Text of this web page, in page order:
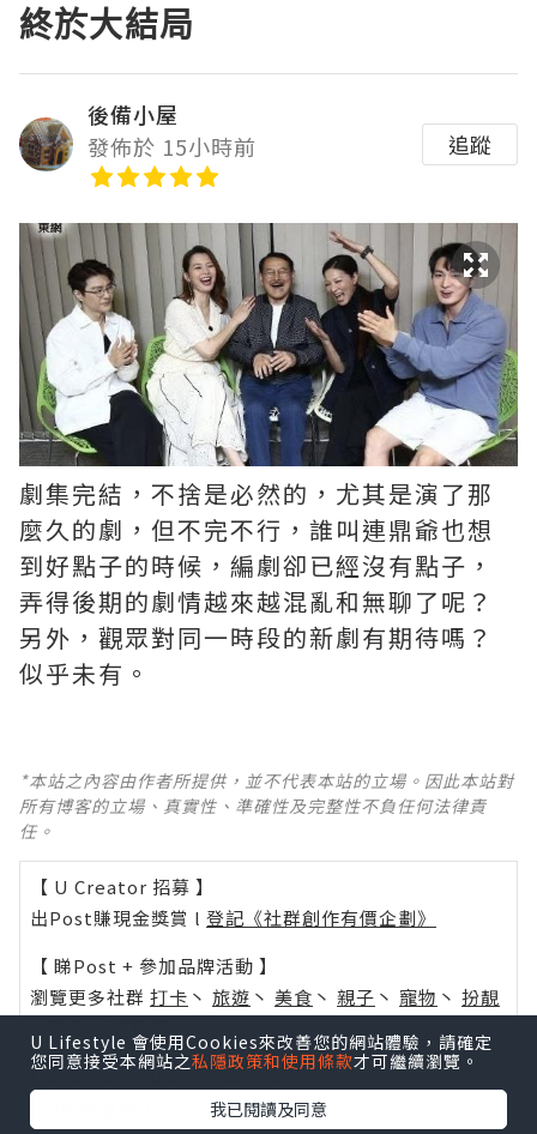
終於大結局
後備小屋
發佈於 15小時前
追蹤
劇集完結，不捨是必然的，尤其是演了那
麼久的劇，但不完不行，誰叫連鼎爺也想
到好點子的時候，編劇卻已經沒有點子，
弄得後期的劇情越來越混亂和無聊了呢？ ​​​
另外，觀眾對同一時段的新劇有期待嗎？
似乎未有。
*本站之內容由作者所提供，並不代表本站的立場。因此本站對
所有博客的立場、真實性、準確性及完整性不負任何法律責
任。
【 U Creator 招募 】
出Post賺現金獎賞 l 登記《社群創作有價企劃》
【 睇Post + 參加品牌活動 】
瀏覽更多社群 打卡 丶 旅遊 丶 美食 丶 親子 丶 寵物 丶 扮靚
活動情報
U Blog開咗WhatsApp啦！發掘更多吃喝玩樂資訊！
U Lifestyle 會使用Cookies來改善您的網站體驗，請確定
您同意接受本網站之私隱政策和使用條款才可繼續瀏覽。
我已閱讀及同意